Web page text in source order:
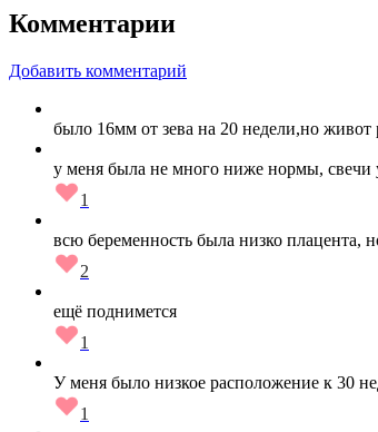
Комментарии
Добавить комментарий
было 16мм от зева на 20 недели,но живот
у меня была не много ниже нормы, свечи
1
всю беременность была низко плацента,
2
ещё поднимется
1
У меня было низкое расположение к 30
1